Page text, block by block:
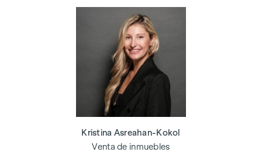
Kristina Asreahan-Kokol
Venta de inmuebles